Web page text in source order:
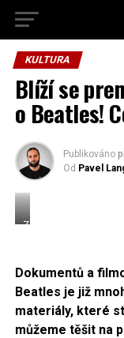
KULTURA
Blíží se
o Beatles!
Publikováno
Od Pavel
Zdroj:
CC
SA
3.0
Dokumentů a
Beatles je již
materiály, které
můžeme těšit na